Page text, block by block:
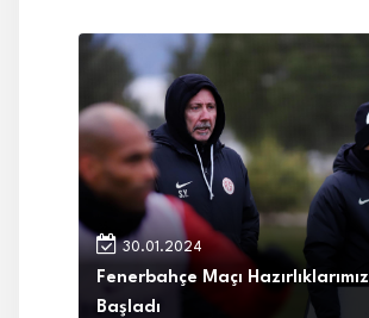
30.01.2024
Fenerbahçe Maçı Hazırlıklarımız
Başladı